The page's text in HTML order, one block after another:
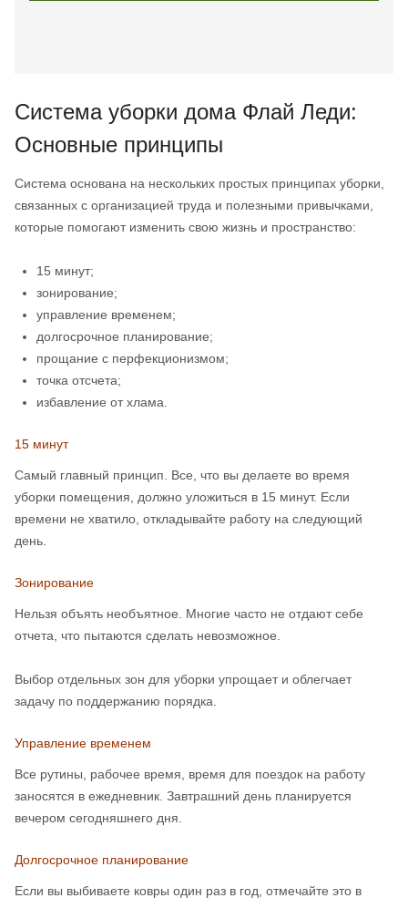
Система уборки дома Флай Леди:
Основные принципы
Система основана на нескольких простых принципах уборки,
связанных с организацией труда и полезными привычками,
которые помогают изменить свою жизнь и пространство:
15 минут;
зонирование;
управление временем;
долгосрочное планирование;
прощание с перфекционизмом;
точка отсчета;
избавление от хлама.
15 минут
Самый главный принцип. Все, что вы делаете во время
уборки помещения, должно уложиться в 15 минут. Если
времени не хватило, откладывайте работу на следующий
день.
Зонирование
Нельзя объять необъятное. Многие часто не отдают себе
отчета, что пытаются сделать невозможное.
Выбор отдельных зон для уборки упрощает и облегчает
задачу по поддержанию порядка.
Управление временем
Все рутины, рабочее время, время для поездок на работу
заносятся в ежедневник. Завтрашний день планируется
вечером сегодняшнего дня.
Долгосрочное планирование
Если вы выбиваете ковры один раз в год, отмечайте это в